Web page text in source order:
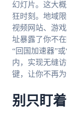
幻灯片。这大
狂时刻。地域
视频网站、游
址暴露了你不
“回国加速器”
内，实现无缝
键，让你不再为
别只盯